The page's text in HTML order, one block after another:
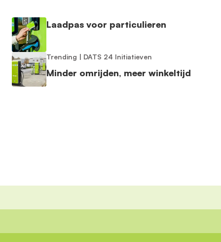
Laadpas voor particulieren
Trending | DATS 24 Initiatieven
Minder omrijden, meer winkeltijd